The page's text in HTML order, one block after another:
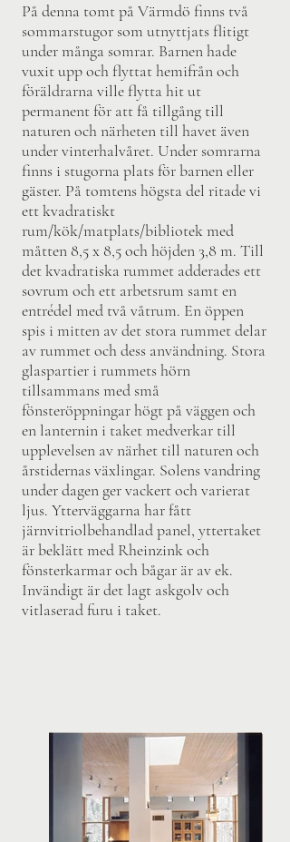
På denna tomt på Värmdö finns två
sommarstugor som utnyttjats flitigt
under många somrar. Barnen hade
vuxit upp och flyttat hemifrån och
föräldrarna ville flytta hit ut
permanent för att få tillgång till
naturen och närheten till havet även
under vinterhalvåret. Under somrarna
finns i stugorna plats för barnen eller
gäster. På tomtens högsta del ritade vi
ett kvadratiskt
rum/kök/matplats/bibliotek med
måtten 8,5 x 8,5 och höjden 3,8 m. Till
det kvadratiska rummet adderades ett
sovrum och ett arbetsrum samt en
entrédel med två våtrum. En öppen
spis i mitten av det stora rummet delar
av rummet och dess användning. Stora
glaspartier i rummets hörn
tillsammans med små
fönsteröppningar högt på väggen och
en lanternin i taket medverkar till
upplevelsen av närhet till naturen och
årstidernas växlingar. Solens vandring
under dagen ger vackert och varierat
ljus. Ytterväggarna har fått
järnvitriolbehandlad panel, yttertaket
är beklätt med Rheinzink och
fönsterkarmar och bågar är av ek.
Invändigt är det lagt askgolv och
vitlaserad furu i taket.